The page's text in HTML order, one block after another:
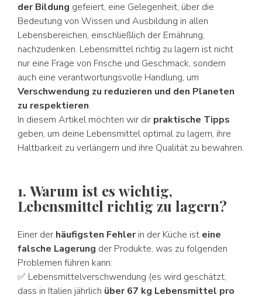
der Bildung gefeiert, eine Gelegenheit, über die
Bedeutung von Wissen und Ausbildung in allen
Lebensbereichen, einschließlich der Ernährung,
nachzudenken. Lebensmittel richtig zu lagern ist nicht
nur eine Frage von Frische und Geschmack, sondern
auch eine verantwortungsvolle Handlung, um
Verschwendung zu reduzieren und den Planeten
zu respektieren.
In diesem Artikel möchten wir dir praktische Tipps
geben, um deine Lebensmittel optimal zu lagern, ihre
Haltbarkeit zu verlängern und ihre Qualität zu bewahren.
1. Warum ist es wichtig,
Lebensmittel richtig zu lagern?
Einer der häufigsten Fehlerin der Küche ist eine
falsche Lagerung der Produkte, was zu folgenden
Problemen führen kann:
✅ Lebensmittelverschwendung (es wird geschätzt,
dass in Italien jährlich über 67 kg Lebensmittel pro